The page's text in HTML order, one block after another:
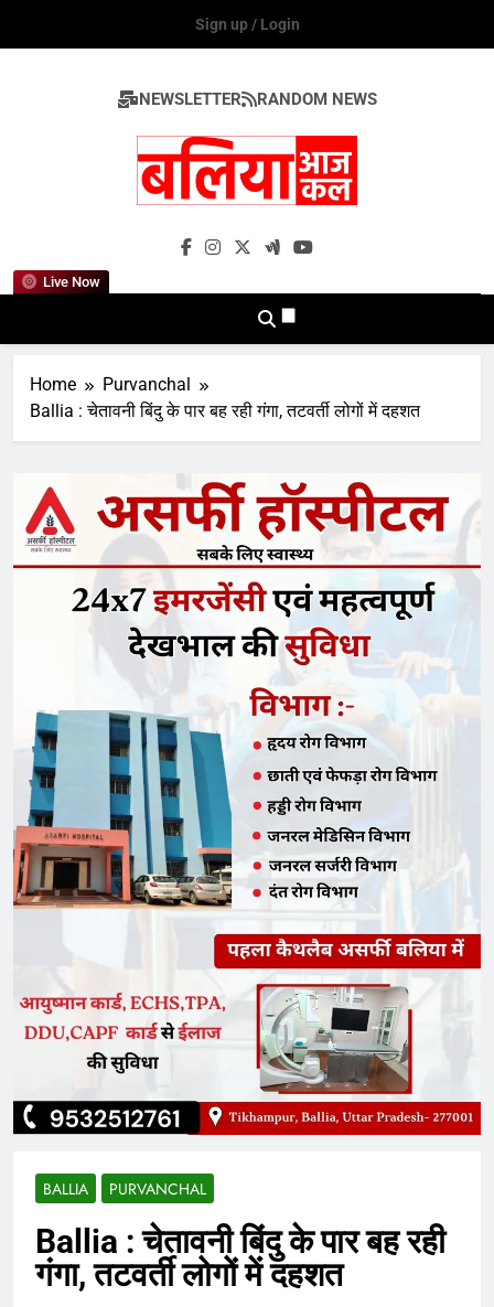
Sign up / Login
NEWSLETTER RANDOM NEWS
Live Now
Ballia Aaj Kal
Home
Purvanchal
Ballia : चेतावनी बिंदु के पार बह रही गंगा, तटवर्ती लोगों में दहशत
BALLIA PURVANCHAL
Ballia : चेतावनी बिंदु के पार बह रही
गंगा, तटवर्ती लोगों में दहशत